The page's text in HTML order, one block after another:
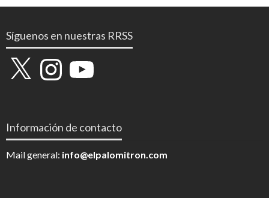
Síguenos en nuestras RRSS
X InstagramYouTube
Información de contacto
Mail general: info@elpalomitron.com